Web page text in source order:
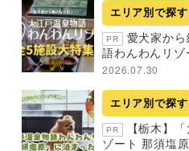
エリア別で探す
PR
愛犬家か
語わんわんリゾ
2026.07.30
エリア別で探す
PR
【栃木】
ゾート 那須塩